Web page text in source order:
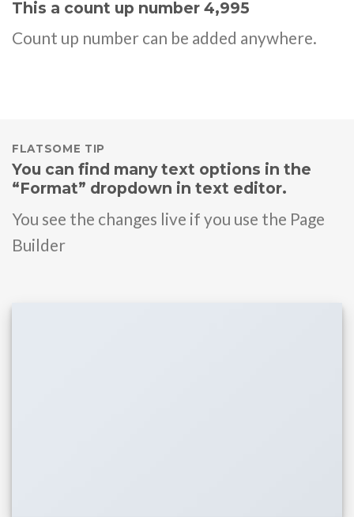
This a count up number 5,000
Count up number can be added anywhere.
FLATSOME TIP
You can find many text options in the
“Format” dropdown in text editor.
You see the changes live if you use the Page
Builder